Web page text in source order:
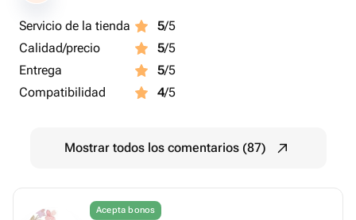
Servicio de la tienda 5/5
Calidad/precio
5/5
Entrega
5/5
Compatibilidad
4/5
Mostrar todos los comentarios (87)
Acepta bonos